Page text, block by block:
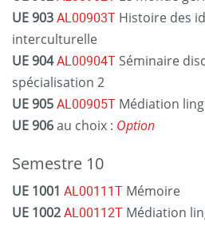
UE 903AL00903T Histoire des
interculturelle
UE 904AL00904TSéminaire
spécialisation 2
UE 905AL00905T Médiation
UE 906au choix : Option
Semestre 10
UE 1001 AL00111T Mémoire
UE 1002AL00112T Médiation